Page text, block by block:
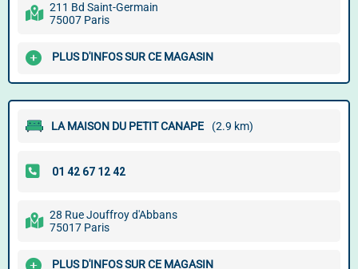
211 Bd Saint-Germain
75007 Paris
PLUS D'INFOS SUR CE MAGASIN
LA MAISON DU PETIT CANAPE (2.9 km)
28 Rue Jouffroy d'Abbans
75017 Paris
PLUS D'INFOS SUR CE MAGASIN